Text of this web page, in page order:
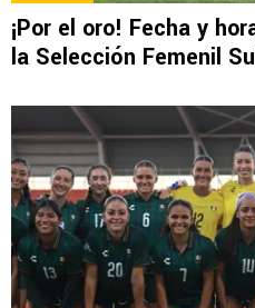
¡Por el oro! Fecha y
la Selección Femenil